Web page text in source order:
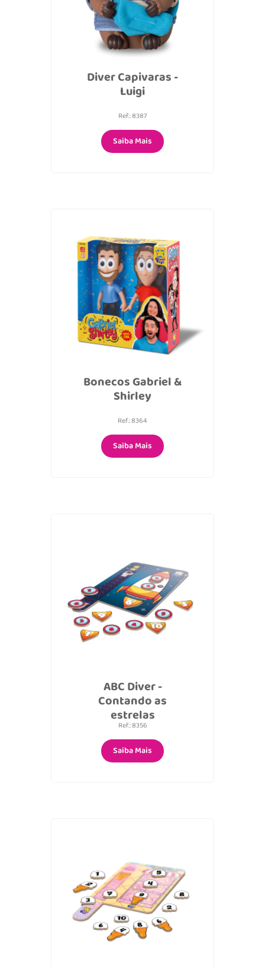
Diver Capivaras -
Luigi
Ref.: 8387
Saiba Mais
Bonecos Gabriel &
Shirley
Ref.: 8364
Saiba Mais
ABC Diver -
Contando as
estrelas
Ref.: 8356
Saiba Mais